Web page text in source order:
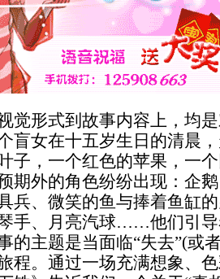
觉形式到故事内容上，均
盲女在十五岁生日的清晨
子，一个红色的苹果，一
期外的角色纷纷出现：企
兵、微笑的鱼与捧着鱼缸
手、月亮汽球……他们引导
的主题是当面临“失去”(或
程。通过一场充满想象、